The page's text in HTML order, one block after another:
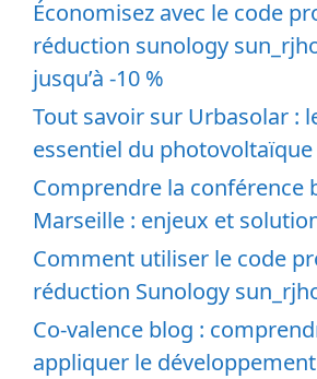
Économisez avec le code
réduction sunology
jusqu’à -10 %
Tout savoir sur Urbasolar :
essentiel du photovoltaïque
Comprendre la conférence
Marseille : enjeux et
Comment utiliser le code
réduction Sunology
Co-valence blog :
appliquer le